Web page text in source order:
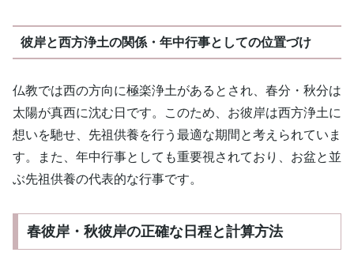
彼岸と西方浄土の関係・年中行事としての位置づけ
仏教では西の方向に極楽浄土があるとされ、春分・秋分は
太陽が真西に沈む日です。このため、お彼岸は西方浄土に
想いを馳せ、先祖供養を行う最適な期間と考えられていま
す。また、年中行事としても重要視されており、お盆と並
ぶ先祖供養の代表的な行事です。
春彼岸・秋彼岸の正確な日程と計算方法